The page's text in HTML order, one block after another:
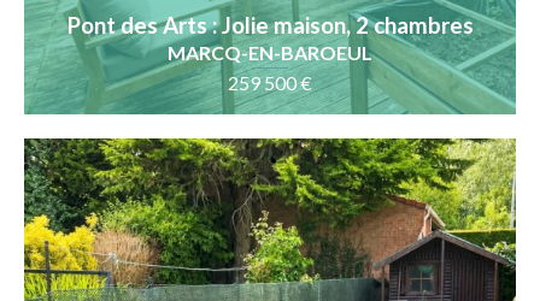
Pont des Arts : Jolie maison, 2 chambres
avec terrasse
MARCQ-EN-BAROEUL
259 500 €